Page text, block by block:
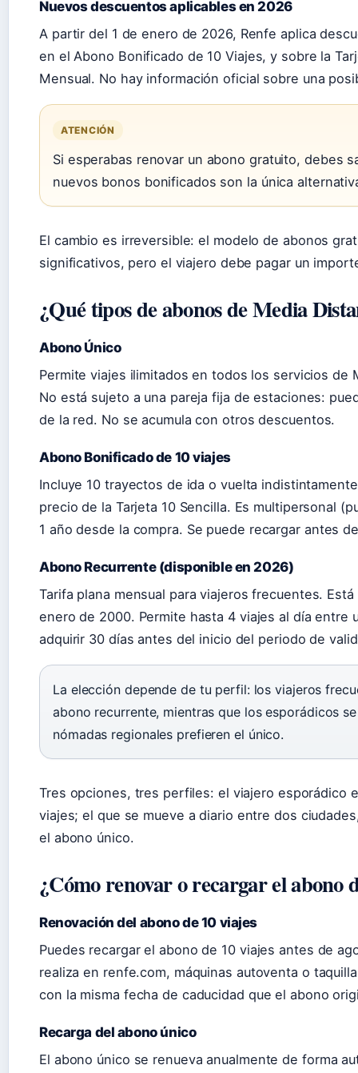
Nuevos descuentos aplicables en 2026
A partir del 1 de enero de 2026, Renfe aplica
en el Abono Bonificado de 10 Viajes, y sobre la
Mensual. No hay información oficial sobre una
ATENCIÓN
Si esperabas renovar un abono gratuito, debes
nuevos bonos bonificados son la única
El cambio es irreversible: el modelo de abonos
significativos, pero el viajero debe pagar un
¿Qué tipos de abonos de Media
Abono Único
Permite viajes ilimitados en todos los servicios de
No está sujeto a una pareja fija de estaciones:
de la red. No se acumula con otros descuentos.
Abono Bonificado de 10 viajes
Incluye 10 trayectos de ida o vuelta
precio de la Tarjeta 10 Sencilla. Es multipersonal
1 año desde la compra. Se puede recargar antes
Abono Recurrente (disponible en 2026)
Tarifa plana mensual para viajeros frecuentes.
enero de 2000. Permite hasta 4 viajes al día entre
adquirir 30 días antes del inicio del periodo de
La elección depende de tu perfil: los viajeros
abono recurrente, mientras que los esporádicos
nómadas regionales prefieren el único.
Tres opciones, tres perfiles: el viajero esporádico
viajes; el que se mueve a diario entre dos
el abono único.
¿Cómo renovar o recargar el abono
Renovación del abono de 10 viajes
Puedes recargar el abono de 10 viajes antes de
realiza en renfe.com, máquinas autoventa o
con la misma fecha de caducidad que el abono
Recarga del abono único
El abono único se renueva anualmente de forma